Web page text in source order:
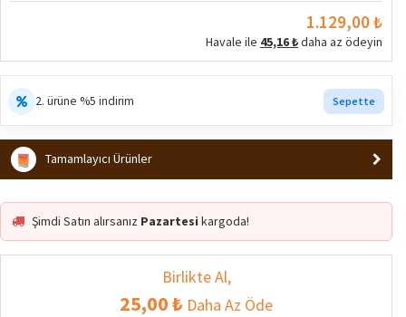
1.129,00 ₺
Havale ile 45,16 ₺daha az ödeyin
2. ürüne %5 indirim Sepette
Tamamlayıcı Ürünler
Şimdi Satın alırsanız Pazartesi kargoda!
Birlikte Al,
25,00 ₺ Daha Az Öde